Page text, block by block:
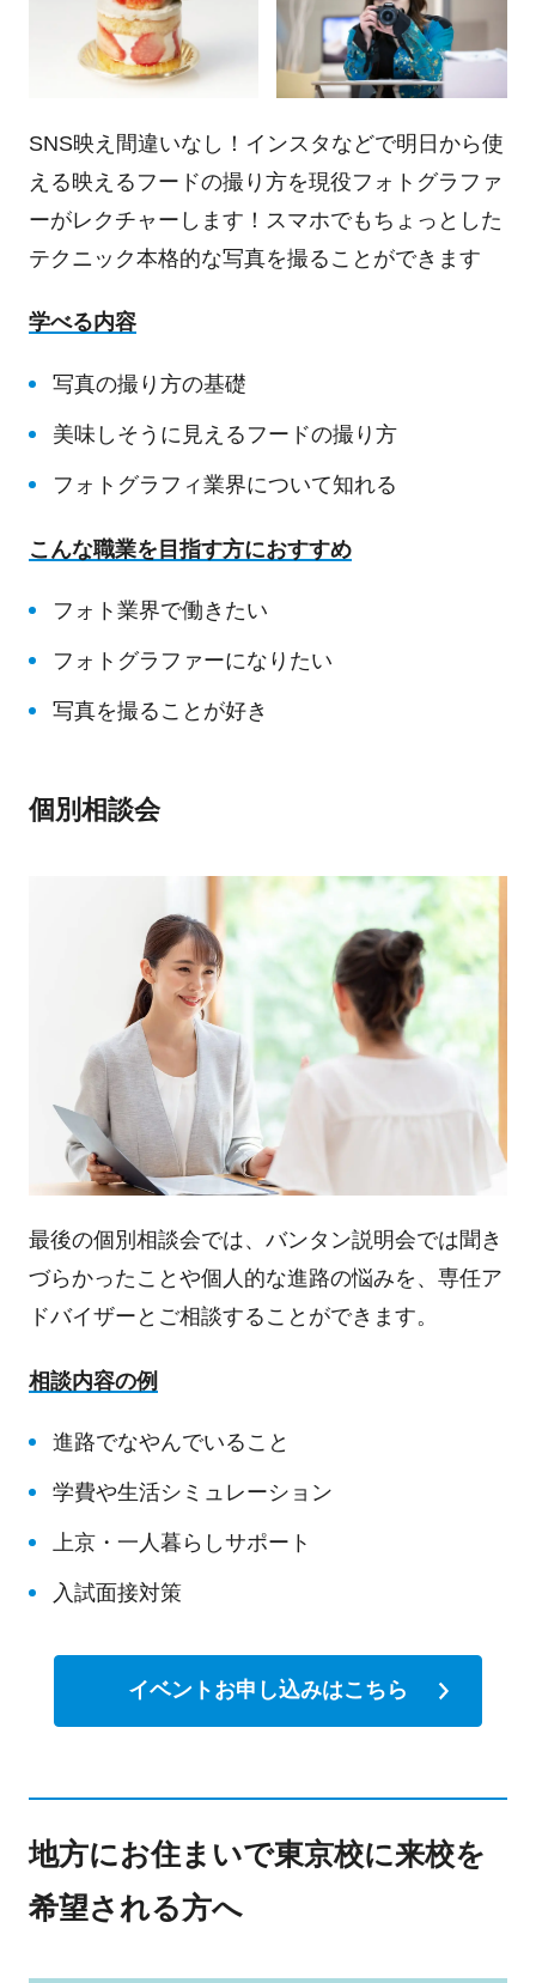
SNS映え間違いなし！インスタなどで明日から使
える映えるフードの撮り方を現役フォトグラファ
ーがレクチャーします！スマホでもちょっとした
テクニック本格的な写真を撮ることができます
学べる内容
写真の撮り方の基礎
美味しそうに見えるフードの撮り方
フォトグラフィ業界について知れる
こんな職業を目指す方におすすめ
フォト業界で働きたい
フォトグラファーになりたい
写真を撮ることが好き
個別相談会
最後の個別相談会では、バンタン説明会では聞き
づらかったことや個人的な進路の悩みを、専任ア
ドバイザーとご相談することができます。
相談内容の例
進路でなやんでいること
学費や生活シミュレーション
上京・一人暮らしサポート
入試面接対策
イベントお申し込みはこちら
地方にお住まいで東京校に来校を
希望される方へ